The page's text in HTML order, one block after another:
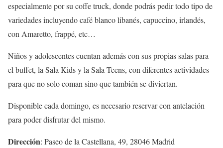
especialmente por su coffe truck, donde podrás pedir todo tipo de
variedades incluyendo café blanco libanés, capuccino, irlandés,
con Amaretto, frappé, etc…
Niños y adolescentes cuentan además con sus propias salas para
el buffet, la Sala Kids y la Sala Teens, con diferentes actividades
para que no solo coman sino que también se diviertan.
Disponible cada domingo, es necesario reservar con antelación
para poder disfrutar del mismo.
Dirección: Paseo de la Castellana, 49, 28046 Madrid